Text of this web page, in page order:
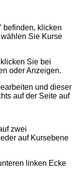
befinden, klicken
Sie Kurse
Sie bei
oderAnzeigen.
und dieser
auf der Seite auf
zwei
auf Kursebene
linken Ecke